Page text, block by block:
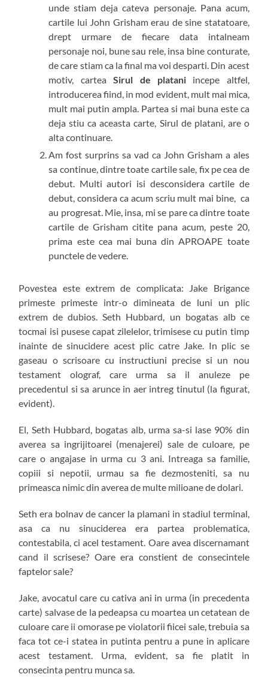
unde stiam deja cateva personaje. Pana acum,
cartile lui John Grisham erau de sine statatoare,
drept urmare de fiecare data intalneam
personaje noi, bune sau rele, insa bine conturate,
de care stiam ca la final ma voi desparti. Din acest
motiv, carteaSirul de plataniincepe altfel,
introducerea fiind, in mod evident, mult mai mica,
mult mai putin ampla. Partea si mai buna este ca
deja stiu ca aceasta carte, Sirul de platani, are o
alta continuare.
Am fost surprins sa vad ca John Grisham a ales
sa continue, dintre toate cartile sale, fix pe cea de
debut. Multi autori isi desconsidera cartile de
debut, considera ca acum scriu mult mai bine, ca
au progresat. Mie, insa, mi se pare ca dintre toate
cartile de Grisham citite pana acum, peste 20,
prima este cea mai buna din APROAPE toate
punctele de vedere.
Povestea este extrem de complicata: Jake Brigance
primeste primeste intr-o dimineata de luni un plic
extrem de dubios. Seth Hubbard, un bogatas alb ce
tocmai isi pusese capat zilelelor, trimisese cu putin timp
inainte de sinucidere acest plic catre Jake. In plic se
gaseau o scrisoare cu instructiuni precise si un nou
testament olograf, care urma sa il anuleze pe
precedentul si sa arunce in aer intreg tinutul (la figurat,
evident).
El, Seth Hubbard, bogatas alb, urma sa-si lase 90% din
averea sa ingrijitoarei (menajerei) sale de culoare, pe
care o angajase in urma cu 3 ani. Intreaga sa familie,
copiii si nepotii, urmau sa fie dezmosteniti, sa nu
primeasca nimic din averea de multe milioane de dolari.
Seth era bolnav de cancer la plamani in stadiul terminal,
asa ca nu sinuciderea era partea problematica,
contestabila, ci acel testament. Oare avea discernamant
cand il scrisese? Oare era constient de consecintele
faptelor sale?
Jake, avocatul care cu cativa ani in urma (in precedenta
carte) salvase de la pedeapsa cu moartea un cetatean de
culoare care ii omorase pe violatorii fiicei sale, trebuia sa
faca tot ce-i statea in putinta pentru a pune in aplicare
acest testament. Urma, evident, sa fie platit in
consecinta pentru munca sa.